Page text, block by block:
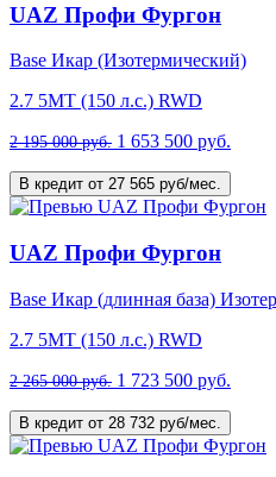
UAZ Профи Фургон
Base Икар (Изотермический)
2.7 5MT (150 л.с.) RWD
2 195 000 руб. 1 653 500 руб.
В кредит от 27 565 руб/мес.
UAZ Профи Фургон
Base Икар (длинная база)
2.7 5MT (150 л.с.) RWD
2 265 000 руб. 1 723 500 руб.
В кредит от 28 732 руб/мес.